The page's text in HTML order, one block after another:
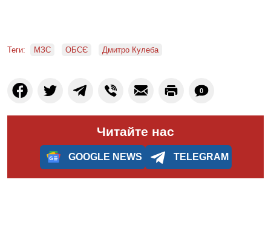
Теги: МЗС ОБСЄ Дмитро Кулеба
0
Читайте нас
GOOGLE NEWS TELEGRAM